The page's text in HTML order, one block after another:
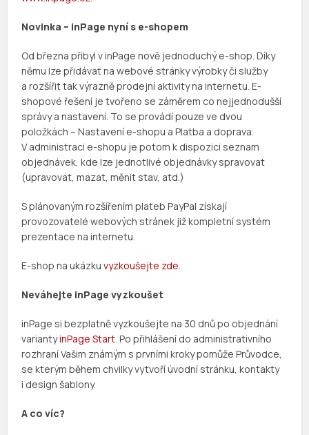
Novinka – inPage nyní s e-shopem
Od března přibyl v inPage nově jednoduchý e-shop. Díky
němu lze přidávat na webové stránky výrobky či služby
a rozšířit tak výrazně prodejní aktivity na internetu. E-
shopové řešení je tvořeno se záměrem co nejjednodušší
správy a nastavení. To se provádí pouze ve dvou
položkách – Nastavení e-shopu a Platba a doprava.
V administraci e-shopu je potom k dispozici seznam
objednávek, kde lze jednotlivé objednávky spravovat
(upravovat, mazat, měnit stav, atd.)
S plánovaným rozšířením plateb PayPal získají
provozovatelé webových stránek již kompletní systém
prezentace na internetu.
E-shop na ukázkuvyzkoušejte zde.
Neváhejte inPage vyzkoušet
inPage si bezplatně vyzkoušejte na 30 dnů po objednání
variantyinPage Start. Po přihlášení do administrativního
rozhraní Vašim známým s prvními kroky pomůže Průvodce,
se kterým během chvilky vytvoří úvodní stránku, kontakty
i design šablony.
A co víc?